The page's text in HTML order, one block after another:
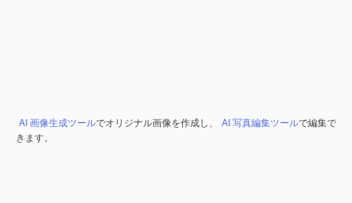
AI 画像生成ツールでオリジナル画像を作成し、 AI 写真編集ツールで編集で
きます。